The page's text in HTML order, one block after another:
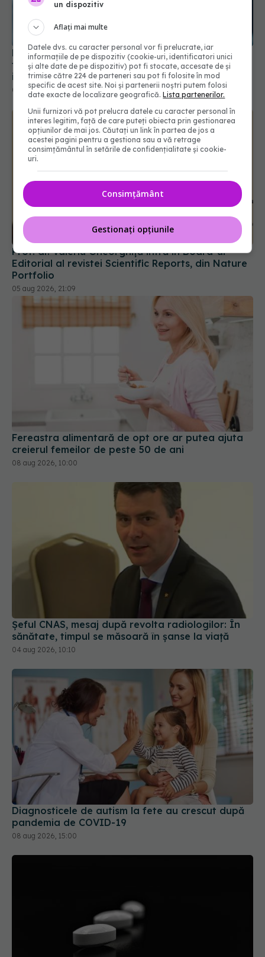
Pacienții ar putea avea acces mai rapid la
tratamente. UNIFARM anunță un parteneriat
important
04 aug 2026, 12:30
Prof. dr. Valeriu Gheorghiță intră în Board-ul
Editorial al revistei Scientific Reports, din Nature
Portfolio
05 aug 2026, 21:09
Fereastra alimentară de opt ore ar putea ajuta
creierul femeilor de peste 50 de ani
08 aug 2026, 10:00
Șeful CNAS, mesaj după revolta radiologilor: În
sănătate, timpul se măsoară în șanse la viață
04 aug 2026, 10:10
Diagnosticele de autism la fete au crescut după
pandemia de COVID-19
08 aug 2026, 15:00
un dispozitiv
Aflați mai multe
Datele dvs. cu caracter personal vor fi prelucrate, iar
informațiile de pe dispozitiv (cookie-uri, identificatori unici
și alte date de pe dispozitiv) pot fi stocate, accesate de și
trimise către 224 de parteneri sau pot fi folosite în mod
specific de acest site. Noi și partenerii noștri putem folosi
date exacte de localizare geografică.Lista partenerilor.
Unii furnizori vă pot prelucra datele cu caracter personal în
interes legitim, față de care puteți obiecta prin gestionarea
opțiunilor de mai jos. Căutați un link în partea de jos a
acestei pagini pentru a gestiona sau a vă retrage
consimțământul în setările de confidențialitate și cookie-
uri.
Consimțământ
Gestionați opțiunile